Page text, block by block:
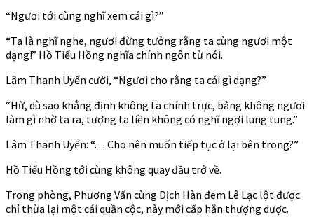
“Ngươi tới cùng nghĩ xem cái gì?”
“Ta là nghĩ nghe, ngươi đừng tưởng rằng ta cùng ngươi một
dạng!” Hồ Tiểu Hồng nghĩa chính ngôn từ nói.
Lâm Thanh Uyển cười, “Ngươi cho rằng ta cái gì dạng?”
“Hừ, dù sao khẳng định không ta chính trực, bằng không ngươi
làm gì nhờ ta ra, tượng ta liền không có nghĩ ngợi lung tung.”
Lâm Thanh Uyển: “. . . Cho nên muốn tiếp tục ở lại bên trong?”
Hồ Tiểu Hồng tới cùng không quay đầu trở về.
Trong phòng, Phương Vấn cùng Dịch Hàn đem Lê Lạc lột được
chỉ thừa lại một cái quần cộc, này mới cấp hắn thượng dược.